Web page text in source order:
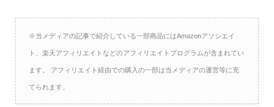
※当メディアの記事で紹介している一部商品にはAmazonアソシエイ
ト、楽天アフィリエイトなどのアフィリエイトプログラムが含まれてい
ます。 アフィリエイト経由での購入の一部は当メディアの運営等に充
てられます。